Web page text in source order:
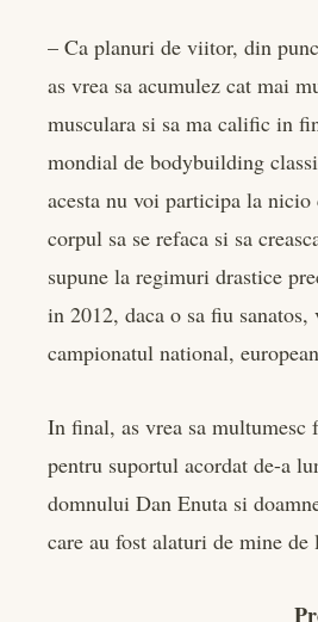
– Ca planuri de viitor, din
as vrea sa acumulez cat mai
musculara si sa ma calific in
mondial de bodybuilding
acesta nu voi participa la
corpul sa se refaca si sa
supune la regimuri drastice
in 2012, daca o sa fiu
campionatul national,
In final, as vrea sa multumesc
pentru suportul acordat de-a
domnului Dan Enuta si
care au fost alaturi de mine de